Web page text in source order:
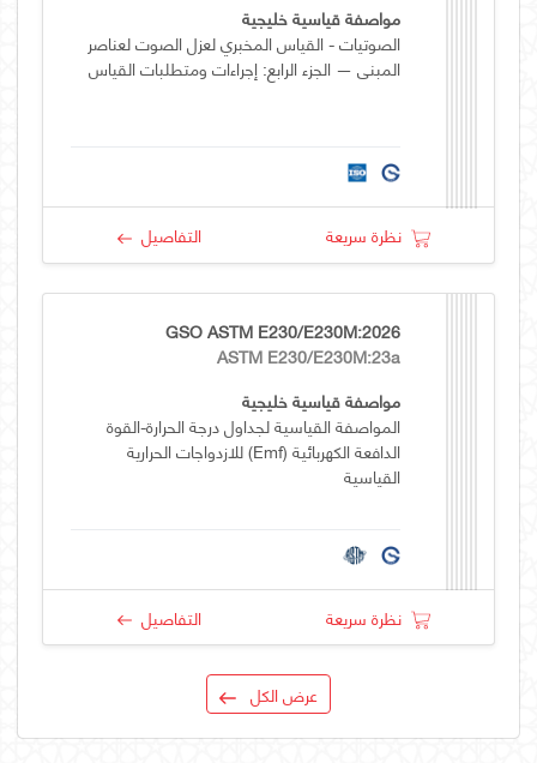
مواصفة قياسية خليجية
الصوتيات - القياس المخبري لعزل الصوت لعناصر
المبنى — الجزء الرابع: إجراءات ومتطلبات القياس
نظرة سريعة التفاصيل
GSO ASTM E230/E230M:2026
ASTM E230/E230M:23a
مواصفة قياسية خليجية
المواصفة القياسية لجداول درجة الحرارة-القوة
الدافعة الكهربائية (emf) للازدواجات الحرارية
القياسية
نظرة سريعة التفاصيل
عرض الكل